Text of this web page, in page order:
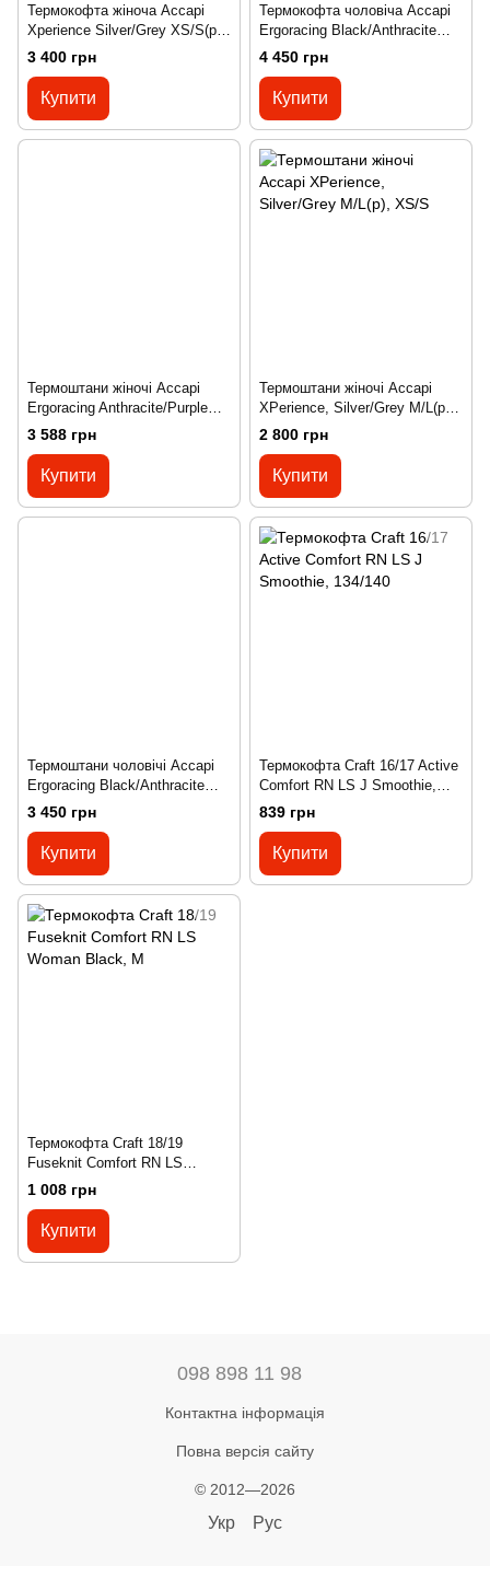
Термокофта жіноча Accapi
Xperience Silver/Grey XS/S(р),
M/L
3 400 грн
Купити
Термокофта чоловіча Accapi
Ergoracing Black/Anthracite
XL/XXL(р), XL/XXL
4 450 грн
Купити
Термоштани жіночі Accapi
Ergoracing Anthracite/Purple
XS/S(р), M/L
3 588 грн
Купити
Термоштани жіночі Accapi
XPerience, Silver/Grey M/L(р),
XS/S
2 800 грн
Купити
Термоштани чоловічі Accapi
Ergoracing Black/Anthracite
XL/XXL(р), XL/XXL
3 450 грн
Купити
Термокофта Craft 16/17 Active
Comfort RN LS J Smoothie,
134/140
839 грн
Купити
Термокофта Craft 18/19
Fuseknit Comfort RN LS
Woman Black, M
1 008 грн
Купити
098 898 11 98
Контактна інформація
Повна версія сайту
© 2012—2026
Укр Рус